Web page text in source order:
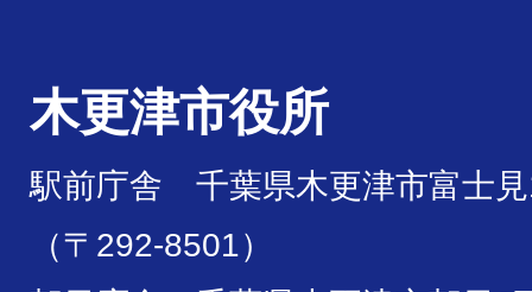
木更津市役所
駅前庁舎 千葉県木更津市富士
（〒292-8501）